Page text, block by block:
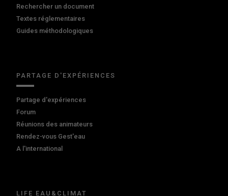
Rechercher un document
Textes réglementaires
Guides méthodologiques
PARTAGE D'EXPÉRIENCES
Partage d'expériences
Forum
Réunions des animateurs
Rendez-vous Gest'eau
A l'international
LIFE EAU&CLIMAT